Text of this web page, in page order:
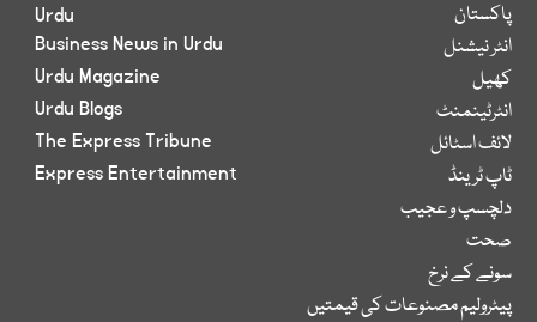
پاکستان
انٹر نیشنل
کھیل
انٹرٹینمنٹ
لائف اسٹائل
ٹاپ ٹرینڈ
دلچسپ و عجیب
صحت
سونے کے نرخ
پیٹرولیم مصنوعات کی قیمتیں
Urdu
Business News in Urdu
Urdu Magazine
Urdu Blogs
The Express Tribune
Express Entertainment